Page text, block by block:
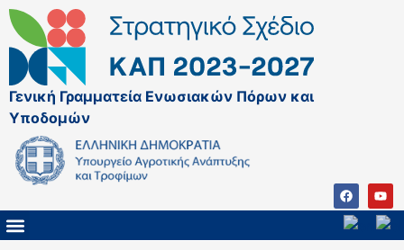
Γενική Γραμματεία Ενωσιακών Πόρων και
Υποδομών